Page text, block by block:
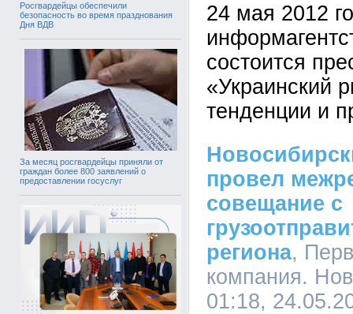
Росгвардейцы обеспечили
безопасность во время празднования
Дня ВДВ
За месяц росгвардейцы приняли от
граждан более 800 заявлений о
предоставлении госуслуг
24 мая 2012
состоится
«Украинский
тенденции и
провел
совещание с
региона,
компания.
01:18,